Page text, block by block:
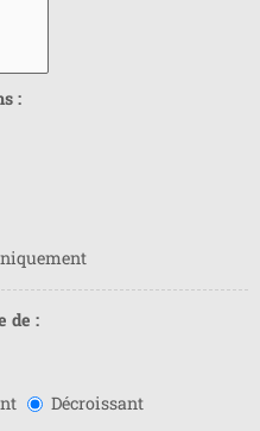
:
de :
Décroissant